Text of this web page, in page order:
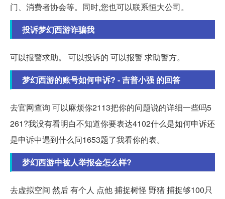
门、消费者协会等。同时,您也可以联系恒大公司。
投诉梦幻西游诈骗我
可以报警求助。 可以投诉的 可以报警 求助警方。
梦幻西游的账号如何申诉? - 吉普小强 的回答
去官网查询 可以麻烦你2113把你的问题说的详细一些吗5
261?我没有看明白不知道你要表达4102什么是如何申诉还
是申诉中遇到什么问1653题了我看你的表。
梦幻西游中被人举报会怎么样?
去虚拟空间 然后 有个人 点他 捕捉树怪 野猪 捕捉够100只